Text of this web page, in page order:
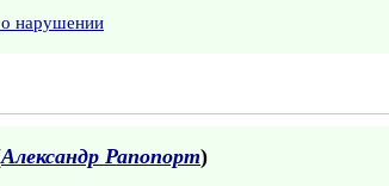
о нарушении
Александр Рапопорт)